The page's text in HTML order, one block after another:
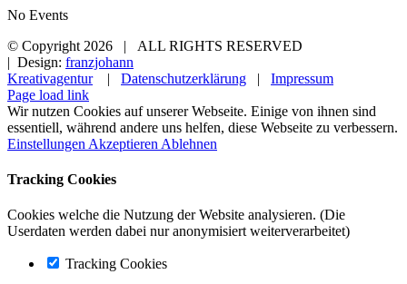
No Events
© Copyright 2026 | ALL RIGHTS RESERVED
| Design: franzjohann
Kreativagentur| Datenschutzerklärung | Impressum
Page load link
Wir nutzen Cookies auf unserer Webseite. Einige von ihnen sind
essentiell, während andere uns helfen, diese Webseite zu verbessern.
Einstellungen Akzeptieren Ablehnen
Tracking Cookies
Cookies welche die Nutzung der Website analysieren. (Die
Userdaten werden dabei nur anonymisiert weiterverarbeitet)
Tracking Cookies